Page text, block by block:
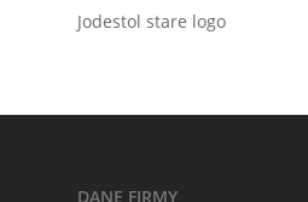
Jodestol stare logo
DANE FIRMY